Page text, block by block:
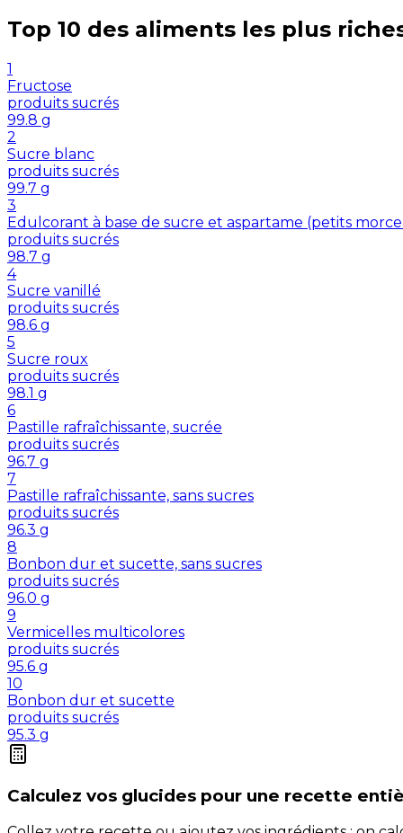
Top 10 des aliments les plus
1
Fructose
produits sucrés
99.8 g
2
Sucre blanc
produits sucrés
99.7 g
3
Edulcorant à base de sucre et aspartame (petits
produits sucrés
98.7 g
4
Sucre vanillé
produits sucrés
98.6 g
5
Sucre roux
produits sucrés
98.1 g
6
Pastille rafraîchissante, sucrée
produits sucrés
96.7 g
7
Pastille rafraîchissante, sans sucres
produits sucrés
96.3 g
8
Bonbon dur et sucette, sans sucres
produits sucrés
96.0 g
9
Vermicelles multicolores
produits sucrés
95.6 g
10
Bonbon dur et sucette
produits sucrés
95.3 g
Calculez vos glucides pour une recette